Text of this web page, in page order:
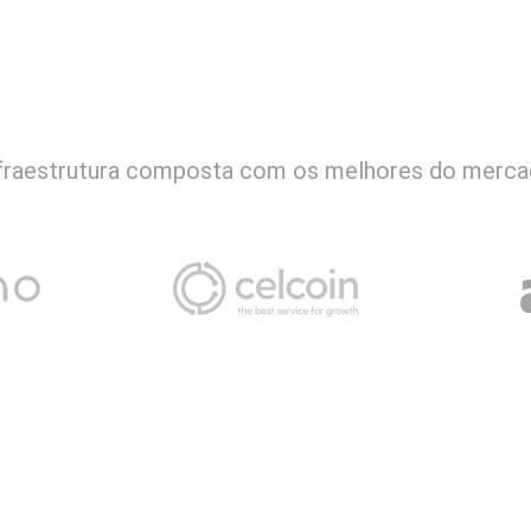
composta com os melhores do